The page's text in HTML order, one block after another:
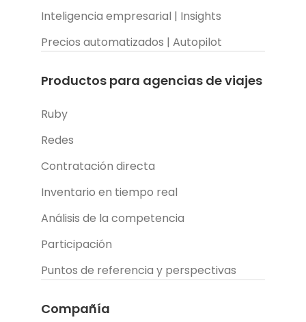
Inteligencia empresarial | Insights
Precios automatizados | Autopilot
Productos para agencias de viajes
Ruby
Redes
Contratación directa
Inventario en tiempo real
Análisis de la competencia
Participación
Puntos de referencia y perspectivas
Compañía